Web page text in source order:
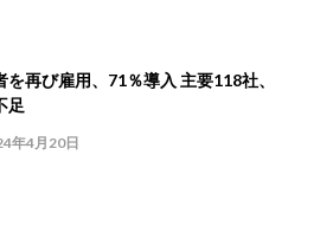
を再び雇用、71％導入 主要118社、
足
年4月20日